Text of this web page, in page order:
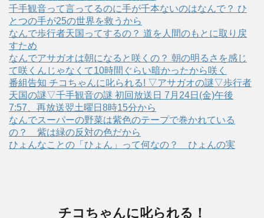
千手観音って言ってるのに手が千本ないのはなんで？ ひ
とつの手が25の世界を救うから
なんで歩行者天国ってするの？ 道を人間のもとに取り戻
すため
なんでアサガオは朝になると咲くの？ 朝の明るさを感じ
て咲くんじゃなくて10時間ぐらい暗かったから咲く
番組告知 チコちゃんに叱られる! ▽アサガオの謎▽歩行者
天国の謎▽千手観音の謎 初回放送日 7月24日(金)午後
7:57、再放送翌土曜日8時15分から
なんでスーパーの野菜は紫色のテープで巻かれている
の？ 紫は緑の反対の色だから
ひょんなことの「ひょん」って何なの？ ひょんの実
チコちゃんに叱られる！